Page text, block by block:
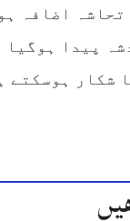
اضافہ
پیدا
شکار ہوسکتے